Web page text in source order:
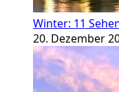
Winter: 11
20. Dezember